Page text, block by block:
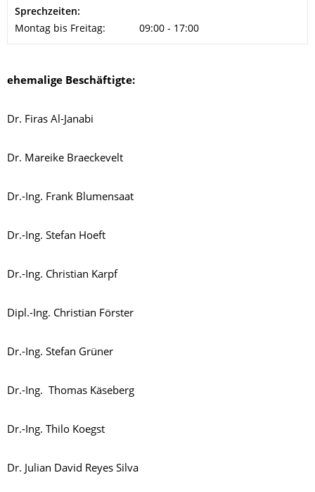
Sprechzeiten:
Montag bis Freitag:
09:00 - 17:00
ehemalige Beschäftigte:
Dr. Firas Al-Janabi
Dr. Mareike Braeckevelt
Dr.-Ing. Frank Blumensaat
Dr.-Ing. Stefan Hoeft
Dr.-Ing. Christian Karpf
Dipl.-Ing. Christian Förster
Dr.-Ing. Stefan Grüner
Dr.-Ing. Thomas Käseberg
Dr.-Ing. Thilo Koegst
Dr. Julian David Reyes Silva